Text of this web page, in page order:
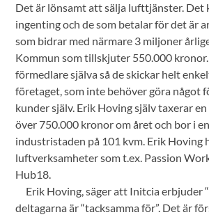
Det är lönsamt att sälja lufttjänster. Det
ingenting och de som betalar för det är
som bidrar med närmare 3 miljoner
Kommun som tillskjuter 550.000
förmedlare själva så de skickar helt
företaget, som inte behöver göra något
kunder själv. Erik Hoving själv taxerar
över 750.000 kronor om året och bor i
industristaden på 101 kvm. Erik Hoving
luftverksamheter som t.ex. Passion
Hub18.
Erik Hoving, säger att Initcia erbjuder
deltagarna är “tacksamma för”. Det är